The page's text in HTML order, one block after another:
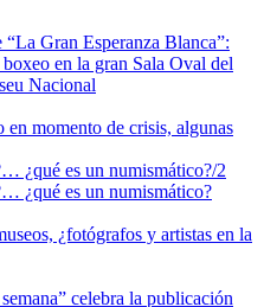
Gran Esperanza Blanca”:
en la gran Sala Oval del
Nacional
en momento de crisis, algunas
¿qué es un numismático?/2
¿qué es un numismático?
¿fotógrafos y artistas en la
celebra la publicación